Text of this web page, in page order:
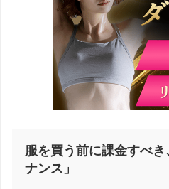
服を買う前に課金すべ
ナンス」